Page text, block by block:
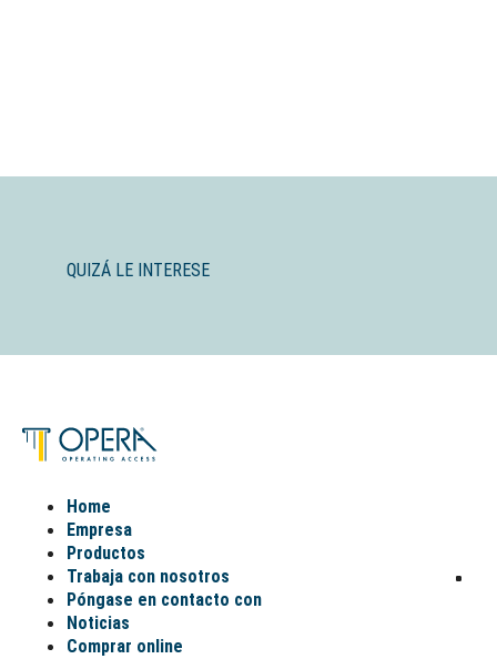
QUIZÁ LE INTERESE
Home
Empresa
Productos
Trabaja con nosotros
Póngase en contacto con
Noticias
Comprar online